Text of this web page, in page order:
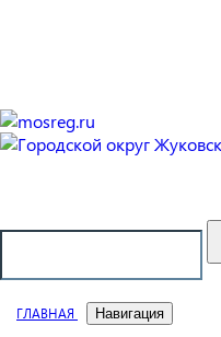
ГЛАВНАЯ Навигация